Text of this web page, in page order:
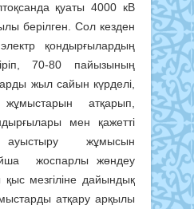
қуаты 4000 кВ
берілген. Сол кезден
қондырғылардың
70-80 пайызының
жыл сайын күрделі,
атқарып,
мен қажетті
ауыстыру жұмысын
жоспарлы жөндеу
мезгіліне дайындық
атқару арқылы